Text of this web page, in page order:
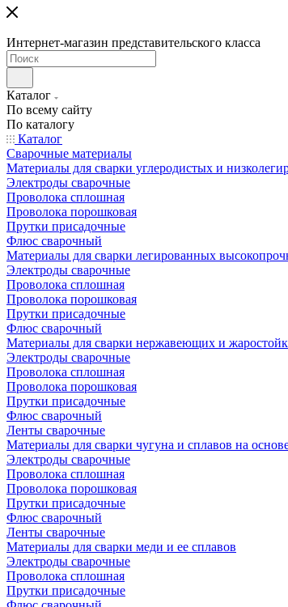
Интернет-магазин представительского класса
Каталог
По всему сайту
По каталогу
Каталог
Сварочные материалы
Материалы для сварки углеродистых и
Электроды сварочные
Проволока сплошная
Проволока порошковая
Прутки присадочные
Флюс сварочный
Материалы для сварки легированных
Электроды сварочные
Проволока сплошная
Проволока порошковая
Прутки присадочные
Флюс сварочный
Материалы для сварки нержавеющих и
Электроды сварочные
Проволока сплошная
Проволока порошковая
Прутки присадочные
Флюс сварочный
Ленты сварочные
Материалы для сварки чугуна и сплавов на
Электроды сварочные
Проволока сплошная
Проволока порошковая
Прутки присадочные
Флюс сварочный
Ленты сварочные
Материалы для сварки меди и ее сплавов
Электроды сварочные
Проволока сплошная
Прутки присадочные